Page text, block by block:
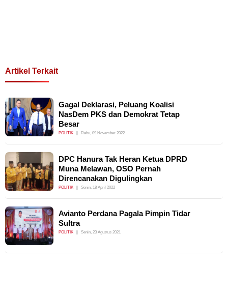
Artikel Terkait
Gagal Deklarasi, Peluang Koalisi
NasDem PKS dan Demokrat Tetap
Besar
POLITIK Rabu, 09 November 2022
DPC Hanura Tak Heran Ketua DPRD
Muna Melawan, OSO Pernah
Direncanakan Digulingkan
POLITIK Senin, 18 April 2022
Avianto Perdana Pagala Pimpin Tidar
Sultra
POLITIK Senin, 23 Agustus 2021